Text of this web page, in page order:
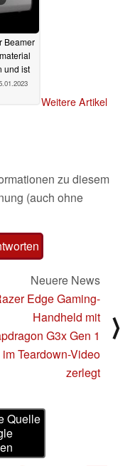
Beamer
und ist
Weitere Artikel
zu diesem
(auch ohne
Neuere News
Edge Gaming-
Handheld mit
G3x Gen 1
Teardown-Video
zerlegt
⟩
Quelle